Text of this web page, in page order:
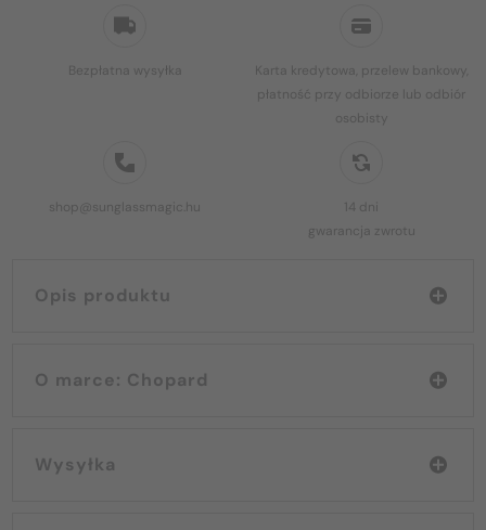
Bezpłatna wysyłka
Karta kredytowa, przelew bankowy,
płatność przy odbiorze lub odbiór
osobisty
shop@sunglassmagic.hu
14 dni
gwarancja zwrotu
Opis produktu
O marce: Chopard
Wysyłka